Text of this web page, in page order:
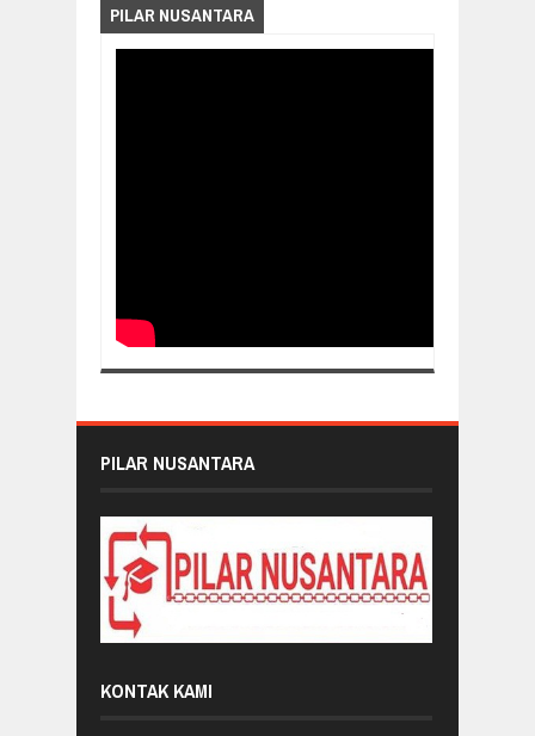
PILAR NUSANTARA
PILAR NUSANTARA
KONTAK KAMI